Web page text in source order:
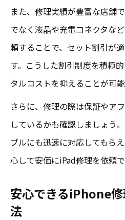
また、修理実績が豊富な店舗
でなく液晶や充電コネクタな
頼することで、セット割引が
す。こうした割引制度を積極
タルコストを抑えることが可能
さらに、修理の際は保証やア
しているかも確認しましょう
ブルにも迅速に対応してもら
心して安価にiPad修理を依頼で
安心できるiPhone
法